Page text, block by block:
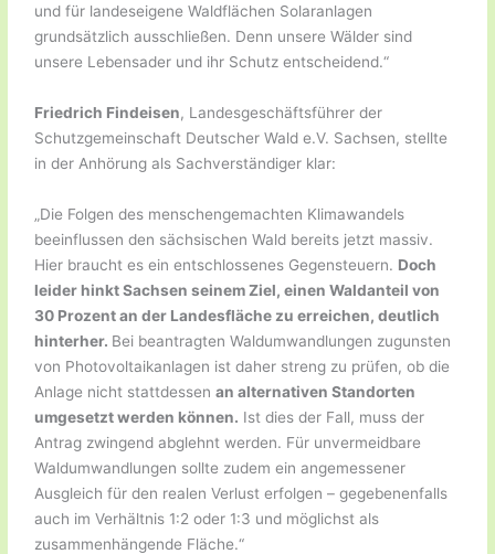
und für landeseigene Waldflächen Solaranlagen
grundsätzlich ausschließen. Denn unsere Wälder sind
unsere Lebensader und ihr Schutz entscheidend.“
Friedrich Findeisen, Landesgeschäftsführer der
Schutzgemeinschaft Deutscher Wald e.V. Sachsen, stellte
in der Anhörung als Sachverständiger klar:
„Die Folgen des menschengemachten Klimawandels
beeinflussen den sächsischen Wald bereits jetzt massiv.
Hier braucht es ein entschlossenes Gegensteuern. Doch
leider hinkt Sachsen seinem Ziel, einen Waldanteil von
30 Prozent an der Landesfläche zu erreichen, deutlich
hinterher. Bei beantragten Waldumwandlungen zugunsten
von Photovoltaikanlagen ist daher streng zu prüfen, ob die
Anlage nicht stattdessenan alternativen Standorten
umgesetzt werden können. Ist dies der Fall, muss der
Antrag zwingend abglehnt werden. Für unvermeidbare
Waldumwandlungen sollte zudem ein angemessener
Ausgleich für den realen Verlust erfolgen – gegebenenfalls
auch im Verhältnis 1:2 oder 1:3 und möglichst als
zusammenhängende Fläche.“